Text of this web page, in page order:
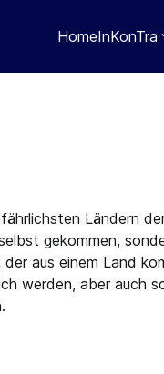
HomeInKonTra
Ländern
gekommen,
aus einem Land
werden, aber auch